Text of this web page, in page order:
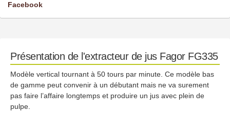
Facebook
Présentation de l'extracteur de jus Fagor FG335
Modèle vertical tournant à 50 tours par minute. Ce modèle bas
de gamme peut convenir à un débutant mais ne va surement
pas faire l’affaire longtemps et produire un jus avec plein de
pulpe.